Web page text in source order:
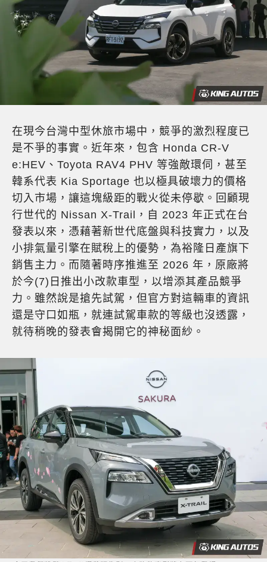
在現今台灣中型休旅市場中，競爭的激烈程度已
是不爭的事實。近年來，包含 Honda CR-V
e:HEV、Toyota RAV4 PHV 等強敵環伺，甚至
韓系代表 Kia Sportage 也以極具破壞力的價格
切入市場，讓這塊級距的戰火從未停歇。回顧現
行世代的 Nissan X-Trail，自 2023 年正式在台
發表以來，憑藉著新世代底盤與科技實力，以及
小排氣量引擎在賦稅上的優勢，為裕隆日產旗下
銷售主力。而隨著時序推進至 2026 年，原廠將
於今(7)日推出小改款車型，以增添其產品競爭
力。雖然說是搶先試駕，但官方對這輛車的資訊
還是守口如瓶，就連試駕車款的等級也沒透露，
就待稍晚的發表會揭開它的神秘面紗。